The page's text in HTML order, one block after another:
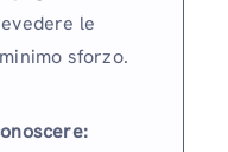
le
sforzo.